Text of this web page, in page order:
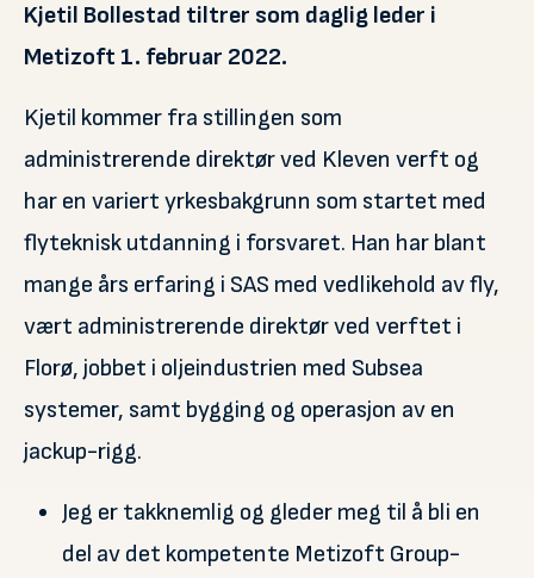
Kjetil Bollestad tiltrer som daglig leder i
Metizoft 1. februar 2022.
Kjetil kommer fra stillingen som
administrerende direktør ved Kleven verft og
har en variert yrkesbakgrunn som startet med
flyteknisk utdanning i forsvaret. Han har blant
mange års erfaring i SAS med vedlikehold av fly,
vært administrerende direktør ved verftet i
Florø, jobbet i oljeindustrien med Subsea
systemer, samt bygging og operasjon av en
jackup-rigg.
Jeg er takknemlig og gleder meg til å bli en
del av det kompetente Metizoft Group-